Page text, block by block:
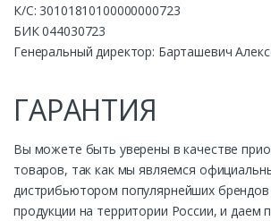
К/С: 30101810100000000723
БИК 044030723
Генеральный директор: Барташевич
ГАРАНТИЯ
Вы можете быть уверены в качестве
товаров, так как мы являемся
дистрибьютором популярнейших брендов
продукции на территории России, и даем